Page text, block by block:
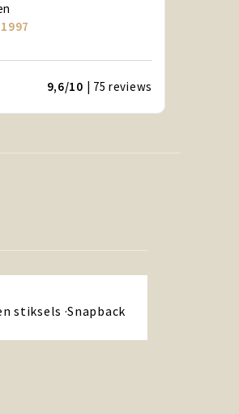
1997
9,6/10 | 75reviews
stiksels ·Snapback